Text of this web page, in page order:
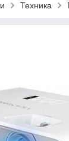
Техника